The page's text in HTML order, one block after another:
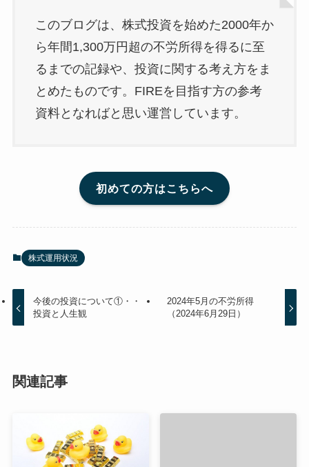
このブログは、株式投資を始めた2000年か
ら年間1,300万円超の不労所得を得るに至
るまでの記録や、投資に関する考え方をま
とめたものです。FIREを目指す方の参考
資料となればと思い運営しています。
初めての方はこちらへ
株式運用状況
今後の投資について①・・
投資と人生観
2024年5月の不労所得
（2024年6月29日）
関連記事